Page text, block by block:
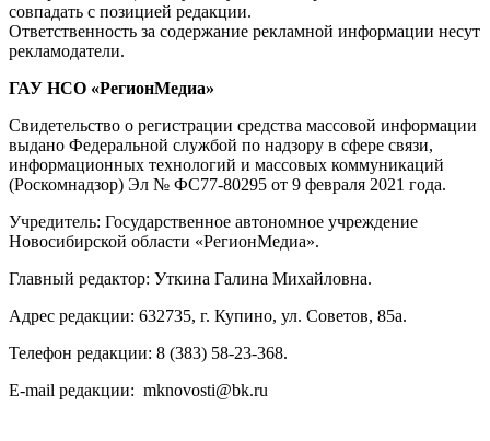
совпадать с позицией редакции.
Ответственность за содержание рекламной информации несут
рекламодатели.
ГАУ НСО «РегионМедиа»
Свидетельство о регистрации средства массовой информации
выдано Федеральной службой по надзору в сфере связи,
информационных технологий и массовых коммуникаций
(Роскомнадзор) Эл № ФС77-80295 от 9 февраля 2021 года.
Учредитель: Государственное автономное учреждение
Новосибирской области «РегионМедиа».
Главный редактор: Уткина Галина Михайловна.
Адрес редакции: 632735, г. Купино, ул. Советов, 85а.
Телефон редакции: 8 (383) 58-23-368.
E-mail редакции: mknovosti@bk.ru